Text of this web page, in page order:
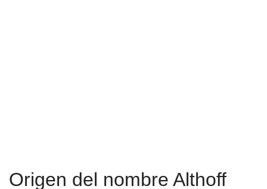
Origen del nombre Althoff